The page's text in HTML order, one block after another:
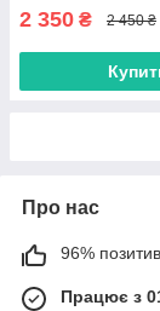
2 350 ₴ 2 450 ₴
Про нас
96%
Працює з